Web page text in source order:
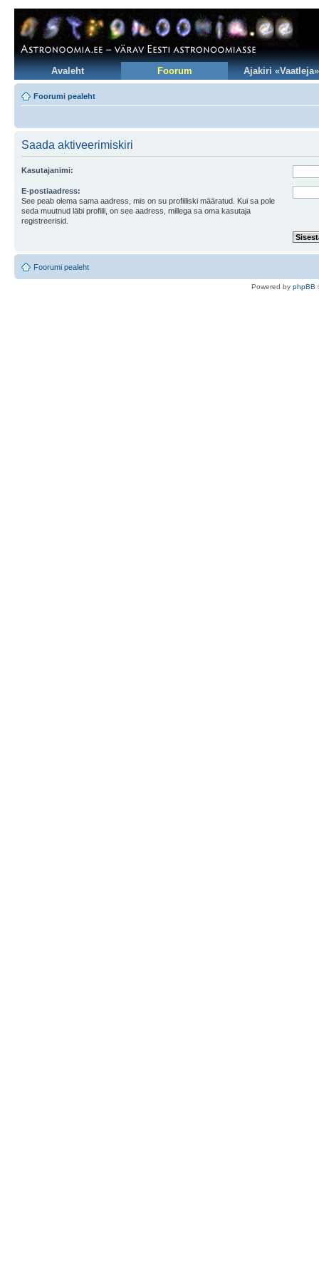
Avaleht Foorum Ajakiri «Vaatleja»
Foorumi pealeht
Saada aktiveerimiskiri
Kasutajanimi:
E-postiaadress:
See peab olema sama aadress, mis on su profiiliski määratud. Kui sa pole
seda muutnud läbi profiili, on see aadress, millega sa oma kasutaja
registreerisid.
Foorumi pealeht
Powered by phpBB